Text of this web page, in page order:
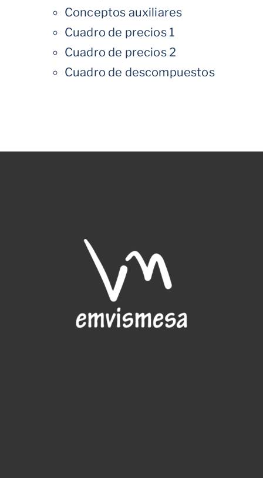
Conceptos auxiliares
Cuadro de precios 1
Cuadro de precios 2
Cuadro de descompuestos